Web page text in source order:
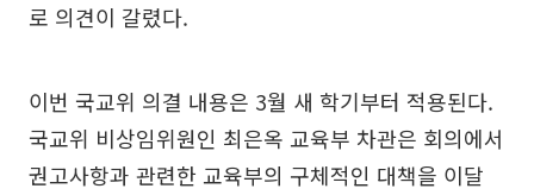
로 의견이 갈렸다.
이번 국교위 의결 내용은 3월 새 학기부터 적용된다.
국교위 비상임위원인 최은옥 교육부 차관은 회의에서
권고사항과 관련한 교육부의 구체적인 대책을 이달